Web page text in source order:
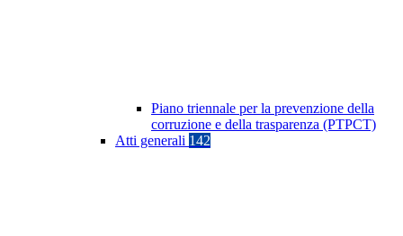
Piano triennale per la prevenzione della
corruzione e della trasparenza (PTPCT)
Atti generali 142